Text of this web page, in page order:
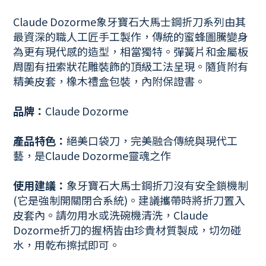
Claude Dozorme象牙寶石大馬士鋼折刀系列由其
最資深的職人工匠手工製作，傳統的蜜蜂圖騰變身
為更有現代感的造型，相當獨特。彈簧片和金屬板
周圍有扭索狀花雕裝飾的頂級工法呈現。隨貨附有
精美皮套，橡木禮盒包裝，內附保證書。
品牌： Claude Dozorme
產品特色 ： 絕美口袋刀，完美融合傳統與現代工
藝，是Claude Dozorme靈魂之作
使用建議： 象牙寶石大馬士鋼折刀沒有安全鎖機制
(它是強制開關閉合系統)。建議攜帶時將折刀置入
皮套內。請勿用水或洗碗機清洗，Claude
Dozorme折刀的握柄皆由珍貴材質製成，切勿碰
水，用乾布擦拭即可。